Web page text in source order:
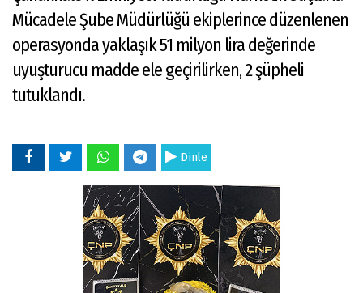
Arşivi
Günün
Haberleri
Anketler
Biyografiler
Foto
Galeri
Politikası
Gizlilik
İlkeleri
Mücadele Şube Müdürlüğü ekiplerince düzenlenen
operasyonda yaklaşık 51 milyon lira değerinde
uyuşturucu madde ele geçirilirken, 2 şüpheli
tutuklandı.
Dinle